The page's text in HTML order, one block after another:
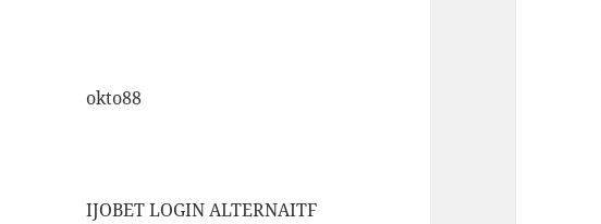
okto88
IJOBET LOGIN ALTERNAITF